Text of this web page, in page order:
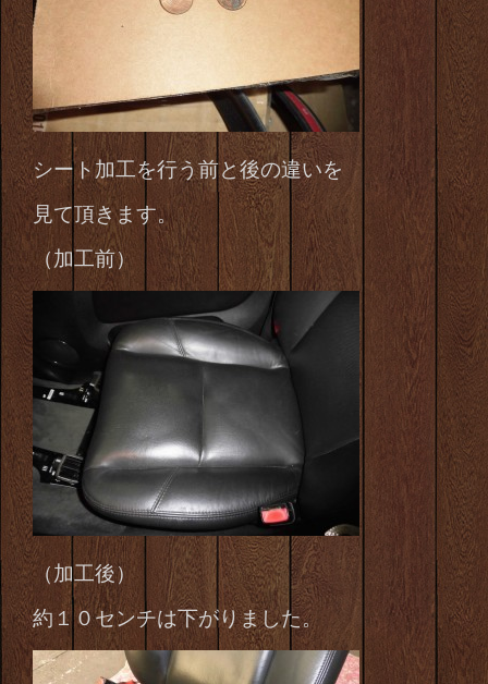
シート加工を行う前と後の違いを
見て頂きます。
（加工前）
（加工後）
約１０センチは下がりました。